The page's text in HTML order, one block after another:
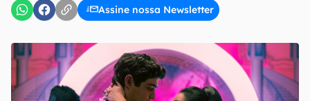
Assine nossa Newsletter
Uso e Política de Privacidade do Canaltech.